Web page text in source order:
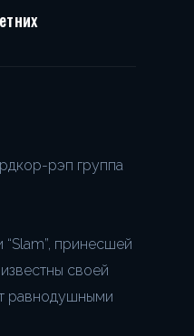
рэп группа
принесшей
своей
равнодушными